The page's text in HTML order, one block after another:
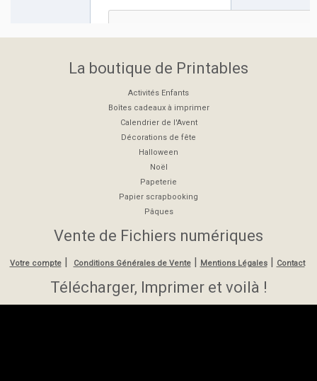
La boutique de Printables
Activités Enfants
Boîtes cadeaux à imprimer
Calendrier de l'Avent
Décorations de fête
Halloween
Noël
Papeterie
Papier scrapbooking
Pâques
Vente de Fichiers numériques
Votre compte| Conditions Générales de Vente| Mentions Légales | Contact
Télécharger, Imprimer et voilà !